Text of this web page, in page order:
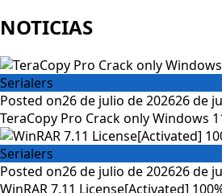
NOTICIAS
Serialers
Posted on26 de julio de 202626 de
TeraCopy Pro Crack only Windows
Serialers
Posted on26 de julio de 202626 de
WinRAR 7.11 License[Activated]